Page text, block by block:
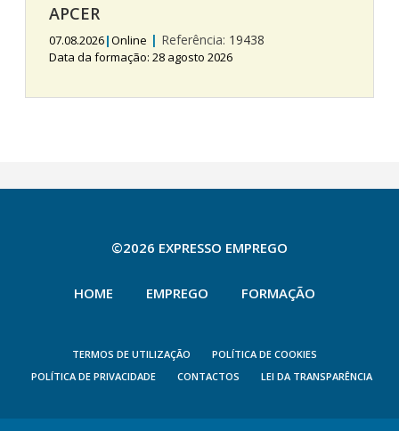
APCER
07.08.2026|Online | Referência: 19438
Data da formação: 28 agosto 2026
©2026 EXPRESSO EMPREGO
HOME EMPREGO FORMAÇÃO
TERMOS DE UTILIZAÇÃO
POLÍTICA DE COOKIES
POLÍTICA DE PRIVACIDADE
CONTACTOS LEI DA TRANSPARÊNCIA